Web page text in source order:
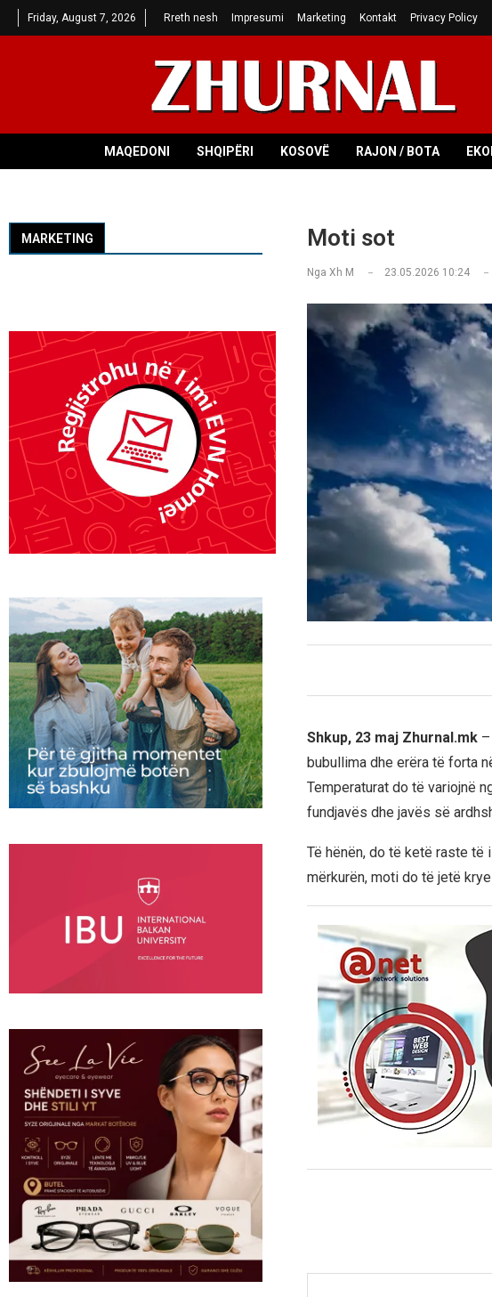
Friday, August 7, 2026 Rreth nesh Impresumi Marketing Kontakt Privacy Policy
MAQEDONI SHQIPËRI KOSOVË RAJON / BOTA
Moti sot
Nga Xh M 23.05.2026 10:24
Shkup, 23 maj Zhurnal.mk
bubullima dhe erëra të forta
Temperaturat do të variojnë
fundjavës dhe javës së
Të hënën, do të ketë raste të
mërkurën, moti do të jetë
MARKETING